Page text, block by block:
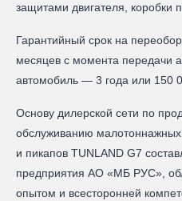
защитами двигателя, коробки
Гарантийный срок на
месяцев с момента передачи
автомобиль — 3 года или 150
Основу дилерской сети по
обслуживанию
и пикапов TUNLAND G7
предприятия АО «МБ РУС»,
опытом и всесторонней